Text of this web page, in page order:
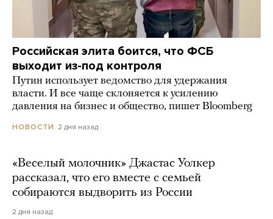
Российская элита боится, что ФСБ
выходит из-под контроля
Путин использует ведомство для удержания
власти. И все чаще склоняется к усилению
давления на бизнес и общество, пишет Bloomberg
НОВОСТИ 2 дня назад
«Веселый молочник» Джастас Уолкер
рассказал, что его вместе с семьей
собираются выдворить из России
2 дня назад